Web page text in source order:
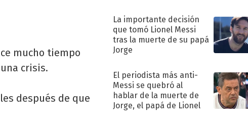
mucho tiempo
crisis.
después de que
La importante decisión
que tomó Lionel Messi
tras la muerte de su papá
Jorge
El periodista más anti-
Messi se quebró al
hablar de la muerte de
Jorge, el papá de Lionel